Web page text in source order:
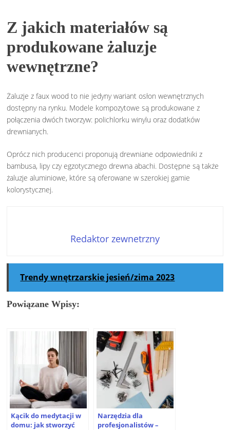
Z jakich materiałów są
produkowane żaluzje
wewnętrzne?
Żaluzje z faux wood to nie jedyny wariant osłon wewnętrznych
dostępny na rynku. Modele kompozytowe są produkowane z
połączenia dwóch tworzyw: polichlorku winylu oraz dodatków
drewnianych.
Oprócz nich producenci proponują drewniane odpowiedniki z
bambusa, lipy czy egzotycznego drewna abachi. Dostępne są także
żaluzje aluminiowe, które są oferowane w szerokiej gamie
kolorystycznej.
Redaktor zewnetrzny
Trendy wnętrzarskie jesień/zima 2023
Powiązane Wpisy:
Kącik do medytacji w
domu: jak stworzyć
Narzędzia dla
profesjonalistów –